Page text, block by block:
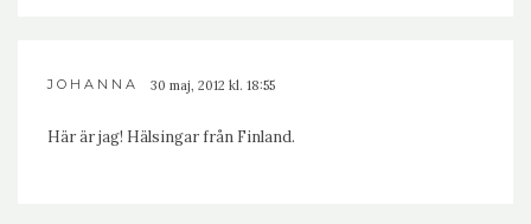
JOHANNA 30 maj, 2012 kl. 18:55
Här är jag! Hälsingar från Finland.